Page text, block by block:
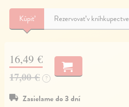
Kúpiť Rezervovať v kníhkupectve
16,49 €
17,00 € ?
Zasielame do 3 dní